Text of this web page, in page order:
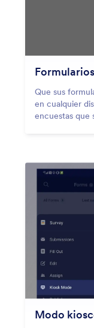
Que sus
en cualquier
encuestas que
Modo